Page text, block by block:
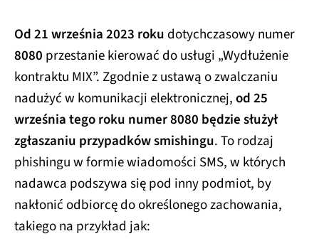
Od 21 września 2023 roku dotychczasowy numer
8080 przestanie kierować do usługi „Wydłużenie
kontraktu MIX”. Zgodnie z ustawą o zwalczaniu
nadużyć w komunikacji elektronicznej,od 25
września tego roku numer 8080 będzie służył
zgłaszaniu przypadków smishingu. To rodzaj
phishingu w formie wiadomości SMS, w których
nadawca podszywa się pod inny podmiot, by
nakłonić odbiorcę do określonego zachowania,
takiego na przykład jak: